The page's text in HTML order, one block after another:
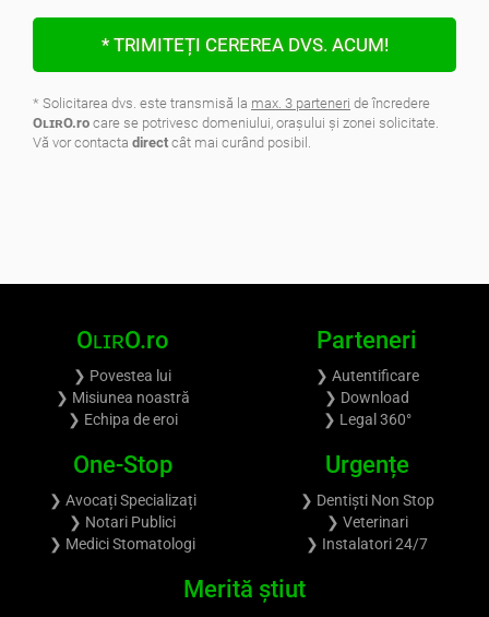
* TRIMITEȚI CEREREA DVS. ACUM!
* Solicitarea dvs. este transmisă la max. 3 parteneri de încredere
OʟɪʀO.ro care se potrivesc domeniului, oraşului şi zonei solicitate.
Vă vor contacta direct cât mai curând posibil.
OʟɪʀO.ro
❯ Povestea lui
❯ Misiunea noastră
❯ Echipa de eroi
Parteneri
❯ Autentificare
❯ Download
❯ Legal 360°
One-Stop
❯ Avocați Specializați
❯ Notari Publici
❯ Medici Stomatologi
Urgențe
❯ Dentiști Non Stop
❯ Veterinari
❯ Instalatori 24/7
Merită știut